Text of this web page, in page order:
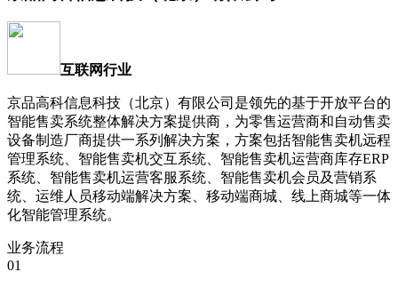
互联网行业
京品高科信息科技（北京）有限公司是领先的基于开放平台的
智能售卖系统整体解决方案提供商，为零售运营商和自动售卖
设备制造厂商提供一系列解决方案，方案包括智能售卖机远程
管理系统、智能售卖机交互系统、智能售卖机运营商库存ERP
系统、智能售卖机运营客服系统、智能售卖机会员及营销系
统、运维人员移动端解决方案、移动端商城、线上商城等一体
化智能管理系统。
业务流程
01